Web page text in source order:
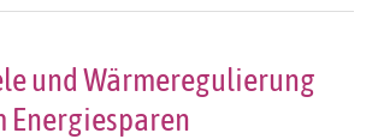
und Wärmeregulierung
Energiesparen